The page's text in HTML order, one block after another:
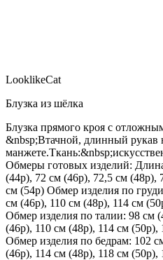
LooklikeCat
Блузка из шёлка
Блузка прямого кроя с
&nbsp;Втачной, длинный рукав
Обмеры готовых изделий:
(44р), 72 см (46р), 72,5 см (48р),
см (54р) Обмер изделия по
см (46р), 110 см (48р), 114 см
Обмер изделия по талии: 98 см
(46р), 110 см (48р), 114 см
Обмер изделия по бедрам: 102
(46р), 114 см (48р), 118 см